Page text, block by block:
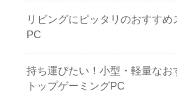
リビングにピッタリのおすすめ
PC
持ち運びたい！小型・軽量なお
トップゲーミングPC